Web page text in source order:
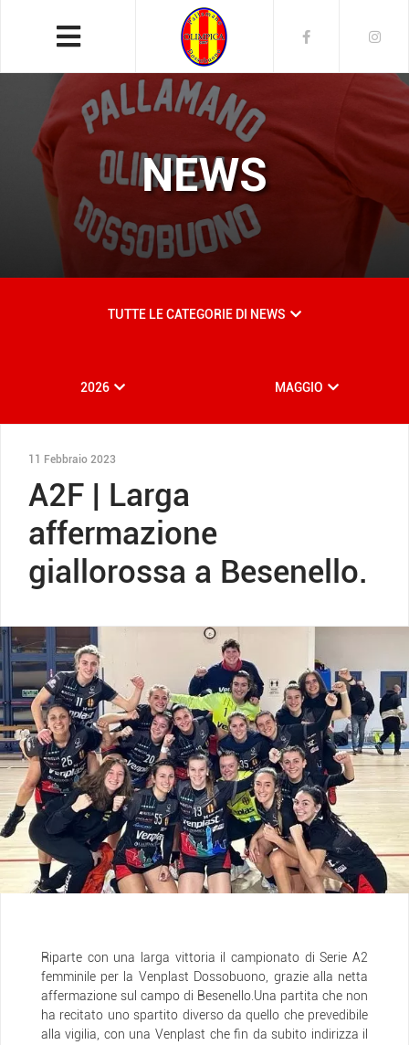
NEWS
TUTTE LE CATEGORIE DI NEWS
2026 MAGGIO
11 Febbraio 2023
A2F | Larga
affermazione
giallorossa a Besenello.
Riparte con una larga vittoria il campionato di Serie A2
femminile per la Venplast Dossobuono, grazie alla netta
affermazione sul campo di Besenello.Una partita che non
ha recitato uno spartito diverso da quello che prevedibile
alla vigilia, con una Venplast che fin da subito indirizza il